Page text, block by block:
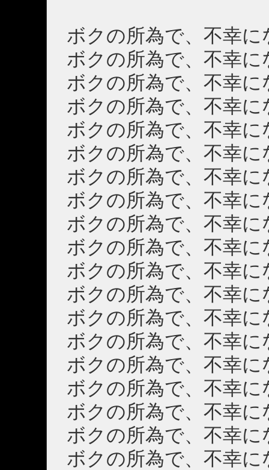
ボクの所為で、不幸に
ボクの所為で、不幸に
ボクの所為で、不幸に
ボクの所為で、不幸に
ボクの所為で、不幸に
ボクの所為で、不幸に
ボクの所為で、不幸に
ボクの所為で、不幸に
ボクの所為で、不幸に
ボクの所為で、不幸に
ボクの所為で、不幸に
ボクの所為で、不幸に
ボクの所為で、不幸に
ボクの所為で、不幸に
ボクの所為で、不幸に
ボクの所為で、不幸に
ボクの所為で、不幸に
ボクの所為で、不幸に
ボクの所為で、不幸に